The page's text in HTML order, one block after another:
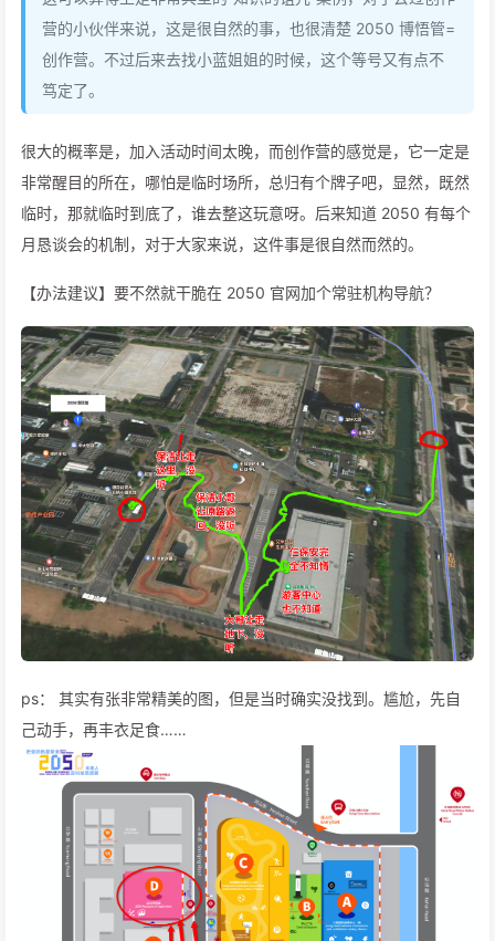
营的小伙伴来说，这是很自然的事，也很清楚 2050 博悟管=
创作营。不过后来去找小蓝姐姐的时候，这个等号又有点不
笃定了。
很大的概率是，加入活动时间太晚，而创作营的感觉是，它一定是
非常醒目的所在，哪怕是临时场所，总归有个牌子吧，显然，既然
临时，那就临时到底了，谁去整这玩意呀。后来知道 2050 有每个
月恳谈会的机制，对于大家来说，这件事是很自然而然的。
【办法建议】要不然就干脆在 2050 官网加个常驻机构导航？
ps： 其实有张非常精美的图，但是当时确实没找到。尴尬，先自
己动手，再丰衣足食……